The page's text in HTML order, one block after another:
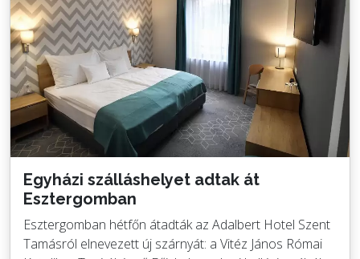
Egyházi szálláshelyet adtak át
Esztergomban
Esztergomban hétfőn átadták az Adalbert Hotel Szent
Tamásról elnevezett új szárnyát: a Vitéz János Római